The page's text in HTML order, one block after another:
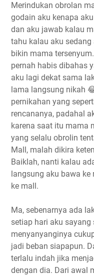
Merindukan obrolan
godain aku kenapa
dan aku jawab kalau
tahu kalau aku
bikin mama
pernah habis dibahas
aku lagi dekat sama
lama langsung nikah
pernikahan yang
rencananya, padahal
karena saat itu mama
yang selalu obrolin
Mall, malah dikira
Baiklah, nanti kalau
langsung aku bawa
ke mall.
Ma, sebenarnya ada
setiap hari aku
menyanyanginya
jadi beban siapapun.
terlalu indah jika
dengan dia. Dari awal